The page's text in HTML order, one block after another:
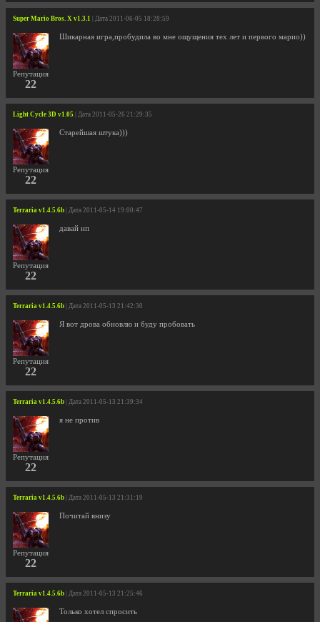
Super Mario Bros. X v1.3.1 | Дата 2011-06-05 18:28:59
Репутация
22
Шикарная игра,пробудила во мне ощущения тех лет и первого марио))
Light Cycle 3D v1.05 | Дата 2011-05-26 21:29:35
Репутация
22
Старейшая штука)))
Terraria v1.4.5.6b | Дата 2011-05-14 19:00:47
Репутация
22
давай ип
Terraria v1.4.5.6b | Дата 2011-05-13 21:42:30
Репутация
22
Я вот дрова обновлю и буду пробовать
Terraria v1.4.5.6b | Дата 2011-05-13 21:39:34
Репутация
22
я не против
Terraria v1.4.5.6b | Дата 2011-05-13 21:31:19
Репутация
22
Почитай внизу
Terraria v1.4.5.6b | Дата 2011-05-13 21:25:46
Только хотел спросить